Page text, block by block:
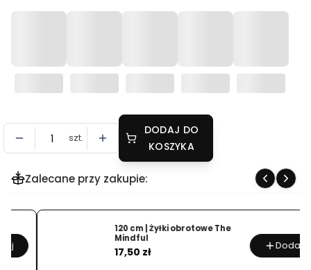
szt.
DODAJ DO
KOSZYKA
Zalecane przy zakupie:
120 cm | Żyłki obrotowe The
Mindful
Cena
17,50 zł Dodaj